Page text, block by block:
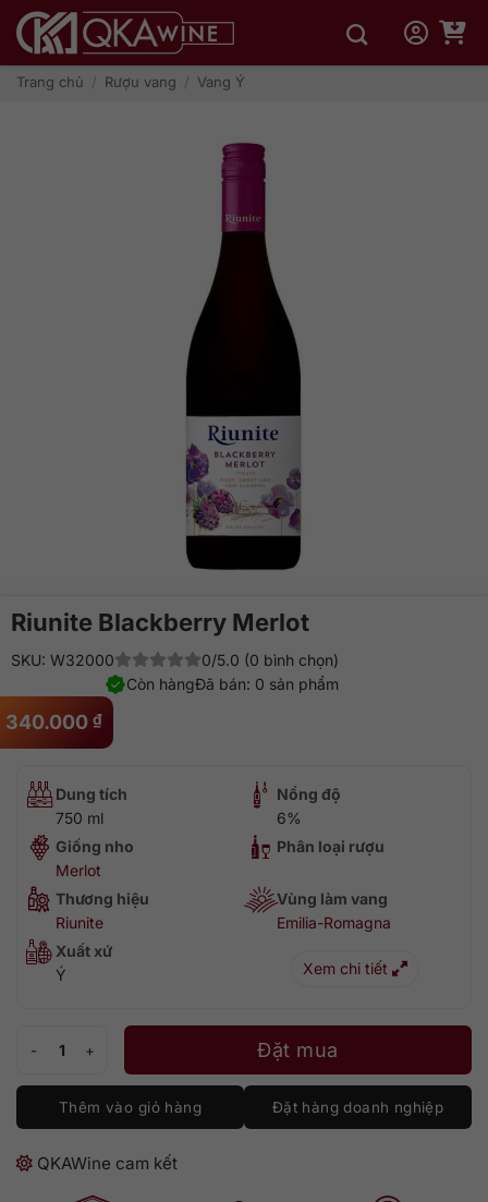
qua
dungTrang chủ / Rượu vang / Vang Ý
Riunite Blackberry Merlot
340.000 ₫
SKU: W32000
0/5.0 (0 bình chọn)
Đã bán: 0 sản phẩm
Còn hàng
Dung tích
750 ml
Nồng độ
6%
Giống nho
Merlot
Phân loại rượu
Thương hiệu
Riunite
Vùng làm vang
Emilia-Romagna
Xuất xứ
Ý
Xem chi tiết
Đặt mua
Thêm vào giỏ hàng Đặt hàng doanh nghiệp
QKAWine cam kết